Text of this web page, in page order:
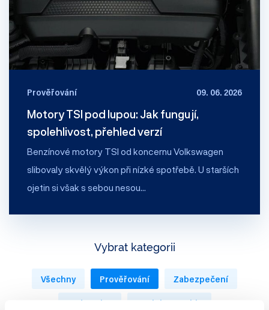
Prověřování 09. 06. 2026
Motory TSI pod lupou: Jak fungují,
spolehlivost, přehled verzí
Benzínové motory TSI od koncernu Volkswagen
slibovaly skvělý výkon při nízké spotřebě. U starších
ojetin si však s sebou nesou…
Vybrat kategorii
Všechny Prověřování
Zabezpečení
Rady a tipy
Novinky z Cebia